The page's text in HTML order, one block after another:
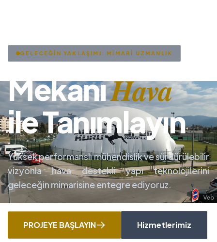
GELECEĞİN YAKLAŞIMI: MİMARİ UZMANLIK
MekanıHava
ile Tanımlayın
Yüksek performanslı mühendislik ve sürdürülebilir
vizyonla hava destekli yapı teknolojilerini
geleceğin mimarisine entegre ediyoruz.
PROJEYE BAŞLAYIN Hizmetlerimiz